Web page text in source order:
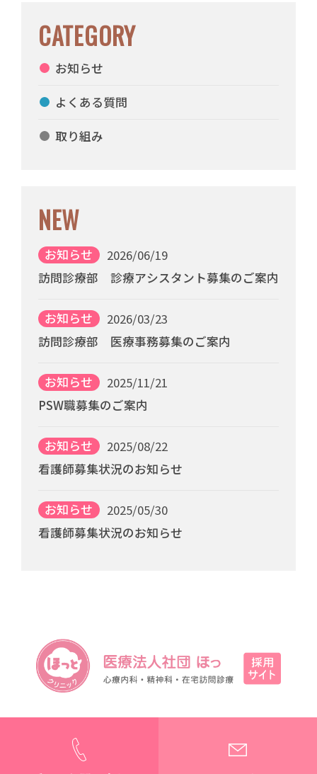
CATEGORY
お知らせ
よくある質問
取り組み
NEW
お知らせ
2026/06/19
訪問診療部 診療アシスタント募集のご案内
お知らせ
2026/03/23
訪問診療部 医療事務募集のご案内
お知らせ
2025/11/21
PSW職募集のご案内
お知らせ
2025/08/22
看護師募集状況のお知らせ
お知らせ
2025/05/30
看護師募集状況のお知らせ